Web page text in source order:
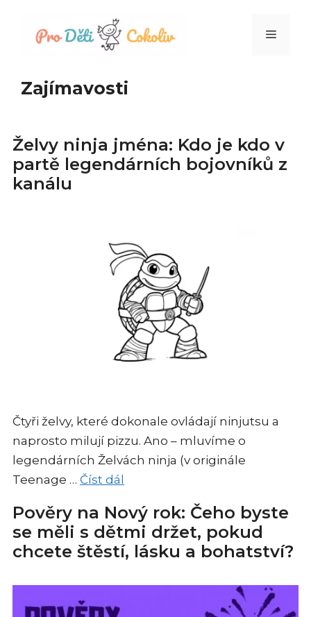
Menu
Zajímavosti
Želvy ninja jména: Kdo je kdo v
partě legendárních bojovníků z
kanálu
Čtyři želvy, které dokonale ovládají ninjutsu a
naprosto milují pizzu. Ano – mluvíme o
legendárních Želvách ninja (v originále
Teenage … Číst dál
Pověry na Nový rok: Čeho byste
se měli s dětmi držet, pokud
chcete štěstí, lásku a bohatství?